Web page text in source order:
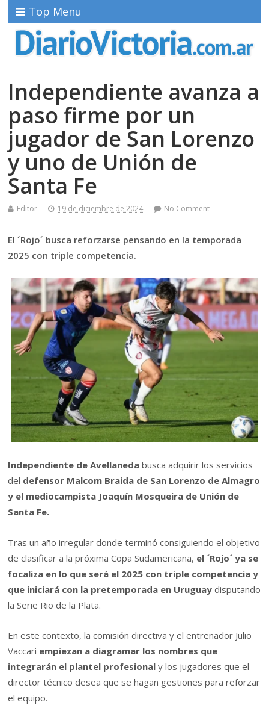
Top Menu
Independiente avanza a
paso firme por un
jugador de San Lorenzo
y uno de Unión de
Santa Fe
Editor 19 de diciembre de 2024 No Comment
El ´Rojo´ busca reforzarse pensando en la temporada
2025 con triple competencia.
Independiente de Avellanedabusca adquirir los servicios
del defensor Malcom Braida de San Lorenzo de Almagro
y el mediocampista Joaquín Mosqueira de Unión de
Santa Fe.
Tras un año irregular donde terminó consiguiendo el objetivo
de clasificar a la próxima Copa Sudamericana, el ´Rojo´ ya se
focaliza en lo que será el 2025 con triple competencia y
que iniciará con la pretemporada en Uruguay disputando
la Serie Rio de la Plata.
En este contexto, la comisión directiva y el entrenador Julio
Vaccari empiezan a diagramar los nombres que
integrarán el plantel profesional y los jugadores que el
director técnico desea que se hagan gestiones para reforzar
el equipo.